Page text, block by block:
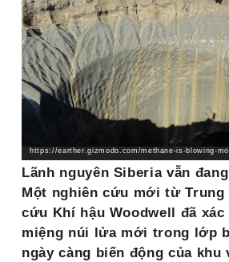
Lãnh nguyên Siberia vẫn
Một nghiên cứu mới từ Trung
cứu Khí hậu Woodwell đã
miệng núi lửa mới trong lớp
ngày càng biến động của khu